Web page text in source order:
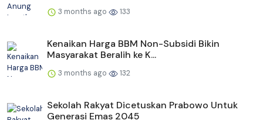
3 months ago 133
Kenaikan Harga BBM Non-Subsidi Bikin
Masyarakat Beralih ke K...
3 months ago 132
Sekolah Rakyat Dicetuskan Prabowo Untuk
Generasi Emas 2045